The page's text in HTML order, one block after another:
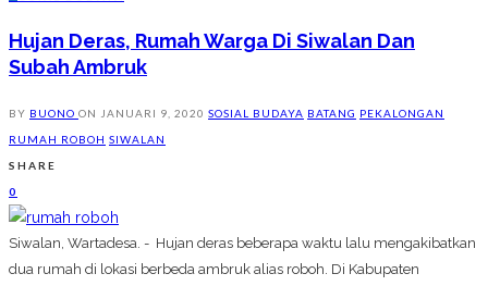
Hujan Deras, Rumah Warga Di Siwalan Dan
Subah Ambruk
BY BUONO ON JANUARI 9, 2020 SOSIAL BUDAYA BATANG PEKALONGAN
RUMAH ROBOH SIWALAN
SHARE
0
Siwalan, Wartadesa. - Hujan deras beberapa waktu lalu mengakibatkan
dua rumah di lokasi berbeda ambruk alias roboh. Di Kabupaten